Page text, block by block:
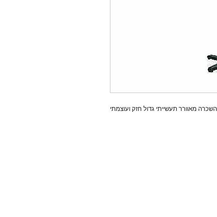
מאוורר תעשייתי גדול חזק ועוצמתי